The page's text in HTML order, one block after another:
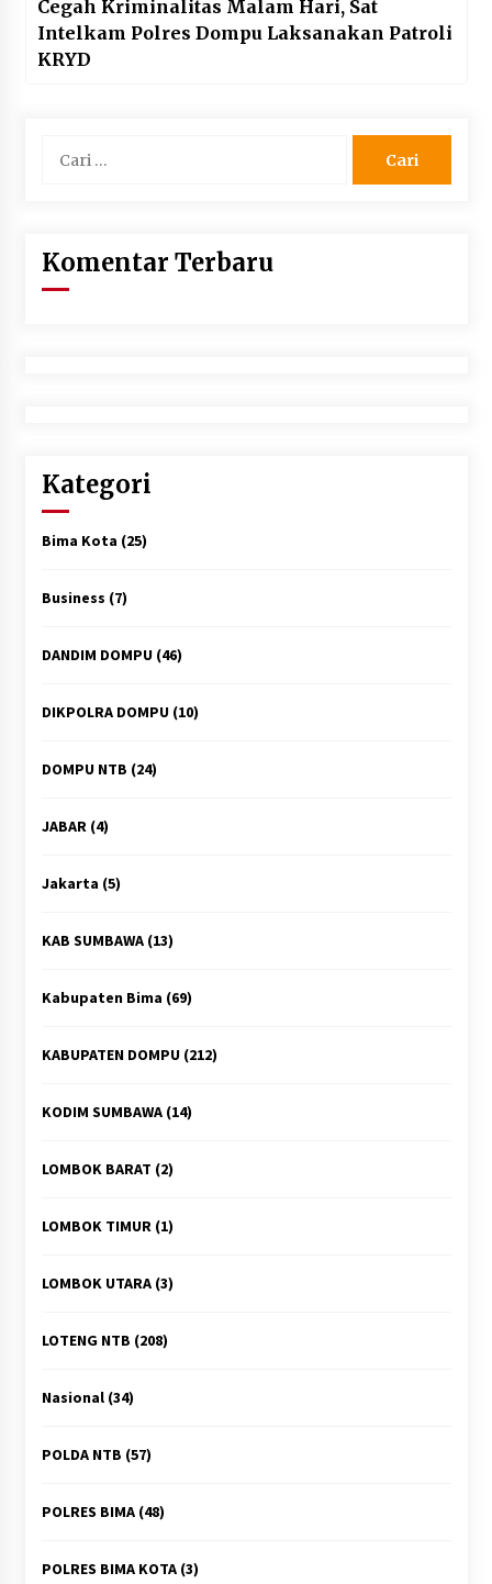
Cegah Kriminalitas Malam Hari, Sat
Intelkam Polres Dompu Laksanakan Patroli
KRYD
untuk:
Komentar Terbaru
Kategori
Bima Kota (25)
Business (7)
DANDIM DOMPU(46)
DIKPOLRA DOMPU(10)
DOMPU NTB (24)
JABAR(4)
Jakarta (5)
KAB SUMBAWA(13)
Kabupaten Bima (69)
KABUPATEN DOMPU(212)
KODIM SUMBAWA(14)
LOMBOK BARAT (2)
LOMBOK TIMUR(1)
LOMBOK UTARA(3)
LOTENG NTB (208)
Nasional(34)
POLDA NTB (57)
POLRES BIMA(48)
POLRES BIMA KOTA(3)